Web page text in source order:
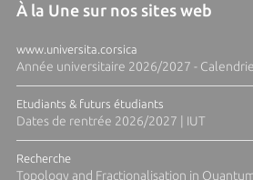
À la Une sur nos sites web
www.universita.corsica
Année universitaire 2026/2027 -
Etudiants & futurs étudiants
Dates de rentrée 2026/2027 | IUT
Recherche
Topology and Fractionalisation in